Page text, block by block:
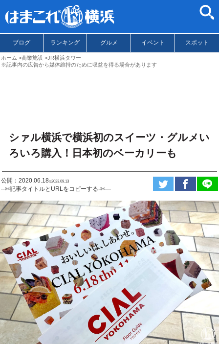
ブログ ランキング グルメ イベント スポット
ホーム 商業施設
JR横浜タワー
※記事内の広告から媒体維持のために収益を得る場合があります
シァル横浜で横浜初のスイーツ・グルメい
ろいろ購入！日本初のベーカリーも
公開：2020.06.18ಇ2023.09.13
--✄記事タイトルとURLをコピーする-✄—